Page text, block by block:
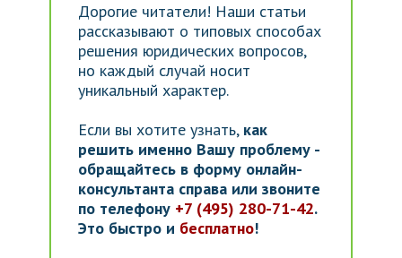
Дорогие читатели! Наши статьи
рассказывают о типовых способах
решения юридических вопросов,
но каждый случай носит
уникальный характер.
Если вы хотите узнать, как
решить именно Вашу проблему -
обращайтесь в форму онлайн-
консультанта справа или звоните
по телефону +7 (495) 280-71-42.
Это быстро и бесплатно!